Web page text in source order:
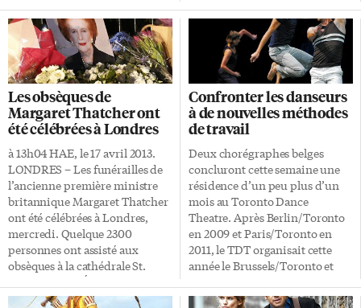
pays, de trois membres et plus,
peuvent tenter leur chance en
posant leur candidature dans
l’espoir de participer à la
deuxième saison d’Un air de
famille. La date limite pour
s’inscrire a été fixée au 28 avril
2013. Les familles intéressées
peuvent s’inscrire dès
maintenant sur le […]
L’exposition Objets de
référence, en montre jusqu’au
1er septembre, donne à voir 70
trésors judicieusement
sélectionnés. L’espace est
réduit, mais les objets suscitent
un grand intérêt. Présenté dans
un design contemporain,
chaque objet trouve sa place
parmi les trois thématiques
suivantes: structures et
pouvoirs, échanges et
communications, innovations
et création. Pouvoir Dans l’aire
consacrée aux structures et
pouvoirs, on […]
Les obsèques de
Margaret Thatcher ont
été célébrées à Londres
à 13h04 HAE, le 17 avril 2013.
LONDRES – Les funérailles de
l’ancienne première ministre
britannique Margaret Thatcher
ont été célébrées à Londres,
mercredi. Quelque 2300
personnes ont assisté aux
obsèques à la cathédrale St.
Paul. La reine Élizabeth II et son
mari, le prince Philip, étaient
Confronter les danseurs
à de nouvelles méthodes
de travail
Deux chorégraphes belges
concluront cette semaine une
résidence d’un peu plus d’un
mois au Toronto Dance
Theatre. Après Berlin/Toronto
en 2009 et Paris/Toronto en
2011, le TDT organisait cette
année le Brussels/Toronto et
Étienne Guilloteau à venir créer